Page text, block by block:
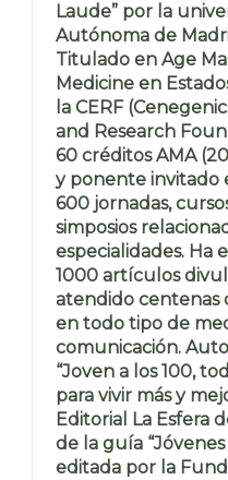
Laude” por la
Autónoma de
Titulado en Age
Medicine en
la CERF
and Research
60 créditos AMA
y ponente invitado
600 jornadas,
simposios
especialidades. Ha
1000 artículos
atendido centenas
en todo tipo de
comunicación.
“Joven a los 100,
para vivir más y
Editorial La Esfera
de la guía “Jóvenes
editada por la